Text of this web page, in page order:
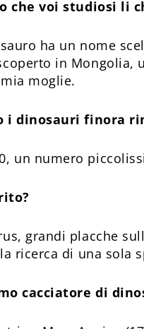
che voi studiosi li
ha un nome
in Mongolia,
moglie.
i dinosauri finora
un numero
grandi placche
ricerca di una sola
cacciatore di